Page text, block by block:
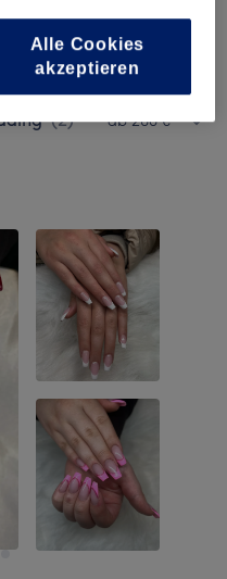
ab 40 €
(2) ab 280 €
Alle Cookies
akzeptieren